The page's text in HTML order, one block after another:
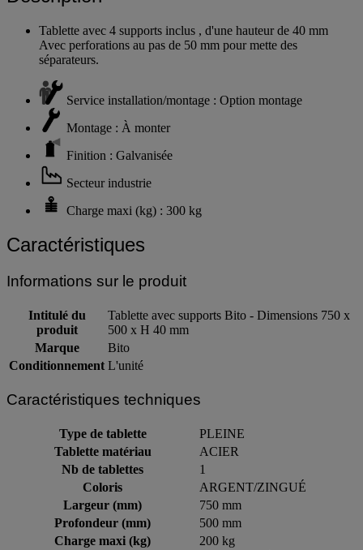
Tablette avec 4 supports inclus , d'une hauteur de 40 mm
Avec perforations au pas de 50 mm pour mette des
séparateurs.
Service installation/montage : Option montage
Montage : À monter
Finition : Galvanisée
Secteur industrie
Charge maxi (kg) : 300 kg
Caractéristiques
Informations sur le produit
Intitulé du
produit
Tablette avec supports Bito - Dimensions 750 x
500 x H 40 mm
Marque
Bito
Conditionnement L'unité
Caractéristiques techniques
Type de tablette
PLEINE
Tablette matériau
ACIER
Nb de tablettes
1
Coloris
ARGENT/ZINGUÉ
Largeur (mm)
750 mm
Profondeur (mm)
500 mm
Charge maxi (kg)
200 kg